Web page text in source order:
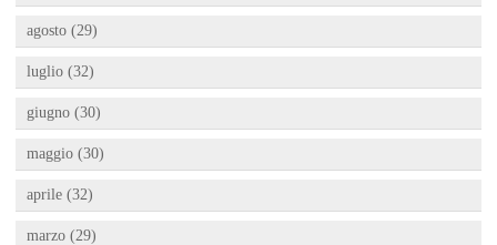
agosto (29)
luglio (32)
giugno (30)
maggio (30)
aprile (32)
marzo (29)